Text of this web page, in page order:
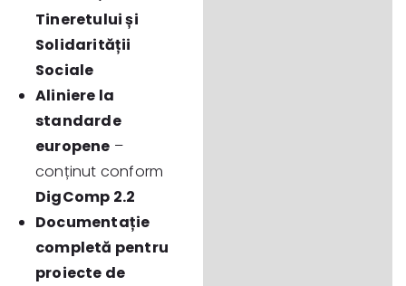
Tineretului și
Solidarității
Sociale
Aliniere la
standarde
europene –
conținut conform
DigComp 2.2
Documentație
completă pentru
proiecte de